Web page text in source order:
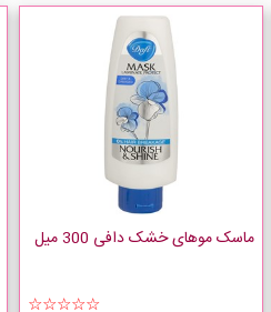
ماسک موهای خشک دافی 300 میل
☆☆☆☆☆